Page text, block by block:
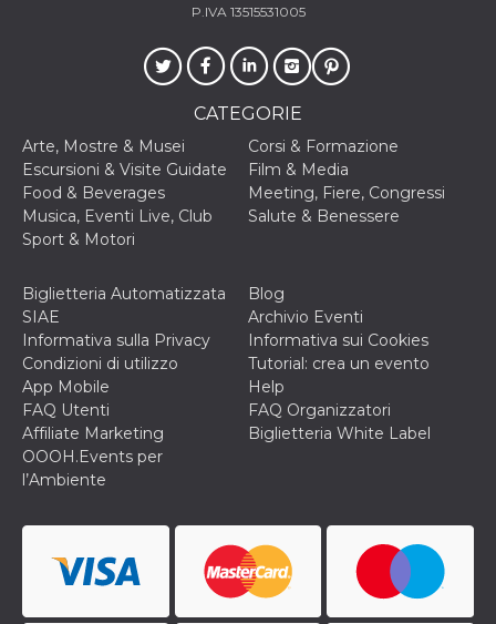
P.IVA 13515531005
CATEGORIE
Arte, Mostre & Musei
Corsi & Formazione
Escursioni & Visite Guidate
Film & Media
Food & Beverages
Meeting, Fiere, Congressi
Musica, Eventi Live, Club
Salute & Benessere
Sport & Motori
Biglietteria Automatizzata
SIAE
Blog
Archivio Eventi
Informativa sulla Privacy
Informativa sui Cookies
Condizioni di utilizzo
Tutorial: crea un evento
App Mobile
Help
FAQ Utenti
FAQ Organizzatori
Affiliate Marketing
Biglietteria White Label
OOOH.Events per
l’Ambiente